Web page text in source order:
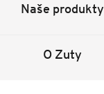
Naše produkty
O Zuty